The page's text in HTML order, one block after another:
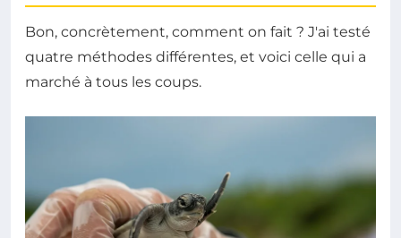
Bon, concrètement, comment on fait ? J'ai testé
quatre méthodes différentes, et voici celle qui a
marché à tous les coups.